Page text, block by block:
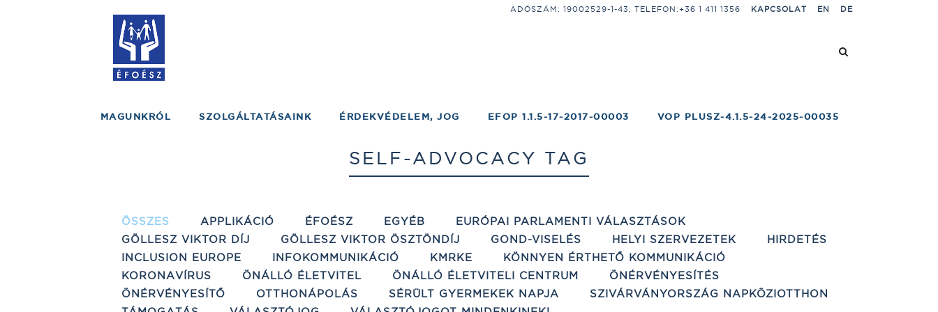
ADÓSZÁM: 19002529-1-43; TELEFON:+36 1 411 1356 KAPCSOLAT EN DE
MAGUNKRÓL SZOLGÁLTATÁSAINK ÉRDEKVÉDELEM, JOG EFOP 1.1.5-17-2017-00003 VOP PLUSZ-4.1.5-24-2025-00035
SELF-ADVOCACY TAG
ÖSSZES APPLIKÁCIÓ ÉFOÉSZ EGYÉB
EURÓPAI PARLAMENTI VÁLASZTÁSOK
GÖLLESZ VIKTOR DÍJ
GÖLLESZ VIKTOR ÖSZTÖNDÍJ GOND-VISELÉS HELYI SZERVEZETEK
HIRDETÉS
INCLUSION EUROPE
INFOKOMMUNIKÁCIÓ KMRKE
KÖNNYEN ÉRTHETŐ KOMMUNIKÁCIÓ
KORONAVÍRUS
ÖNÁLLÓ ÉLETVITEL ÖNÁLLÓ ÉLETVITELI CENTRUM
ÖNÉRVÉNYESÍTÉS
ÖNÉRVÉNYESÍTŐ
OTTHONÁPOLÁS SÉRÜLT GYERMEKEK NAPJA
SZIVÁRVÁNYORSZÁG NAPKÖZIOTTHON